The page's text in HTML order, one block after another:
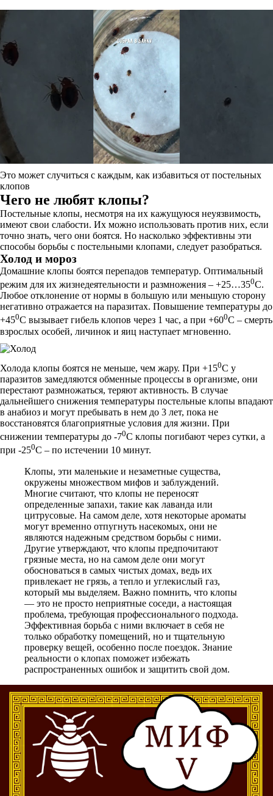
Это может случиться с каждым, как избавиться от постельных
клопов
Чего не любят клопы?
Постельные клопы, несмотря на их кажущуюся неуязвимость,
имеют свои слабости. Их можно использовать против них, если
точно знать, чего они боятся. Но насколько эффективны эти
способы борьбы с постельными клопами, следует разобраться.
Холод и мороз
Домашние клопы боятся перепадов температур. Оптимальный
режим для их жизнедеятельности и размножения – +25…350С.
Любое отклонение от нормы в большую или меньшую сторону
негативно отражается на паразитах. Повышение температуры до
+450С вызывает гибель клопов через 1 час, а при +600С – смерть
взрослых особей, личинок и яиц наступает мгновенно.
Холода клопы боятся не меньше, чем жару. При +150С у
паразитов замедляются обменные процессы в организме, они
перестают размножаться, теряют активность. В случае
дальнейшего снижения температуры постельные клопы впадают
в анабиоз и могут пребывать в нем до 3 лет, пока не
восстановятся благоприятные условия для жизни. При
снижении температуры до -70С клопы погибают через сутки, а
при -250С – по истечении 10 минут.
Клопы, эти маленькие и незаметные существа,
окружены множеством мифов и заблуждений.
Многие считают, что клопы не переносят
определенные запахи, такие как лаванда или
цитрусовые. На самом деле, хотя некоторые ароматы
могут временно отпугнуть насекомых, они не
являются надежным средством борьбы с ними.
Другие утверждают, что клопы предпочитают
грязные места, но на самом деле они могут
обосноваться в самых чистых домах, ведь их
привлекает не грязь, а тепло и углекислый газ,
который мы выделяем. Важно помнить, что клопы
— это не просто неприятные соседи, а настоящая
проблема, требующая профессионального подхода.
Эффективная борьба с ними включает в себя не
только обработку помещений, но и тщательную
проверку вещей, особенно после поездок. Знание
реальности о клопах поможет избежать
распространенных ошибок и защитить свой дом.